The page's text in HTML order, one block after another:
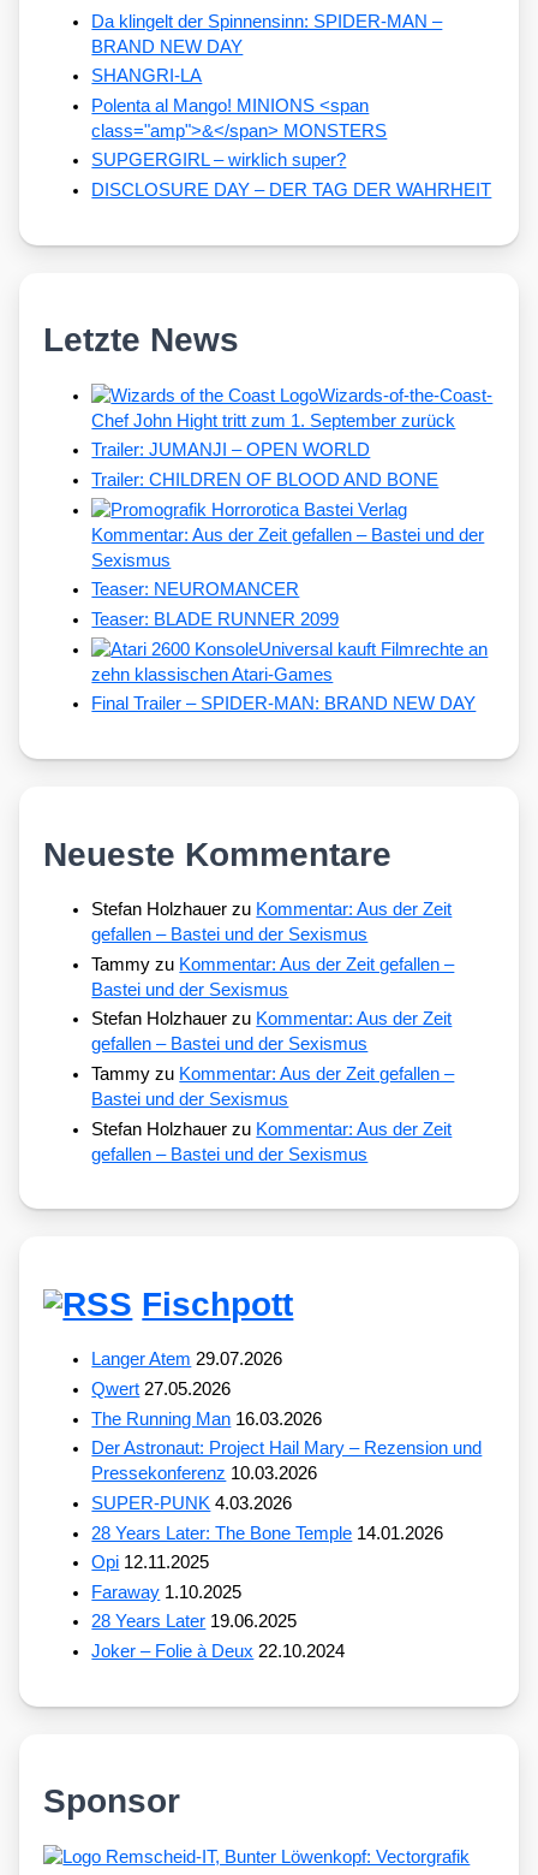
Da klingelt der Spinnensinn: SPIDER-MAN –
BRAND NEW DAY
SHANGRI-LA
Polenta al Mango! MINIONS <span
class="amp">&</span> MONSTERS
SUPGERGIRL – wirklich super?
DISCLOSURE DAY – DER TAG DER WAHRHEIT
Letzte News
Wizards-of-the-Coast-
Chef John Hight tritt zum 1. September zurück
Trailer: JUMANJI – OPEN WORLD
Trailer: CHILDREN OF BLOOD AND BONE
Kommentar: Aus der Zeit gefallen – Bastei und der
Sexismus
Teaser: NEUROMANCER
Teaser: BLADE RUNNER 2099
Universal kauft Filmrechte an
zehn klassischen Atari-Games
Final Trailer – SPIDER-MAN: BRAND NEW DAY
Neueste Kommentare
Stefan Holzhauer zu Kommentar: Aus der Zeit
gefallen – Bastei und der Sexismus
Tammy zu Kommentar: Aus der Zeit gefallen –
Bastei und der Sexismus
Stefan Holzhauer zu Kommentar: Aus der Zeit
gefallen – Bastei und der Sexismus
Tammy zu Kommentar: Aus der Zeit gefallen –
Bastei und der Sexismus
Stefan Holzhauer zu Kommentar: Aus der Zeit
gefallen – Bastei und der Sexismus
Fischpott
Langer Atem 29.07.2026
Qwert 27.05.2026
The Running Man 16.03.2026
Der Astronaut: Project Hail Mary – Rezension und
Pressekonferenz 10.03.2026
SUPER-PUNK 4.03.2026
28 Years Later: The Bone Temple 14.01.2026
Opi 12.11.2025
Faraway 1.10.2025
28 Years Later 19.06.2025
Joker – Folie à Deux 22.10.2024
Sponsor